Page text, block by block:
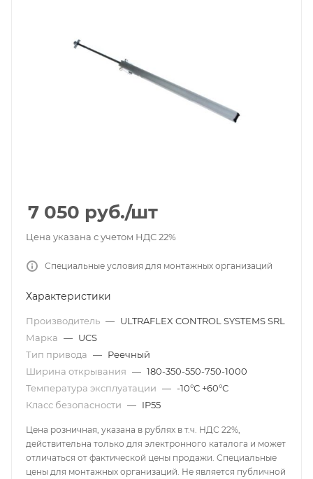
7 050 руб./шт
Цена указана с учетом НДС 22%
Специальные условия для монтажных организаций
Характеристики
Производитель — ULTRAFLEX CONTROL SYSTEMS SRL
Марка — UCS
Тип привода — Реечный
Ширина открывания — 180-350-550-750-1000
Температура эксплуатации — -10°С +60°С
Класс безопасности — IP55
Цена розничная, указана в рублях в т.ч. НДС 22%,
действительна только для электронного каталога и может
отличаться от фактической цены продажи. Специальные
цены для монтажных организаций. Не является публичной